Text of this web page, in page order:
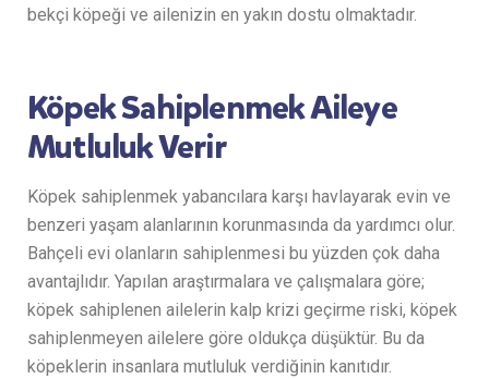
bekçi köpeği ve ailenizin en yakın dostu olmaktadır.
Köpek Sahiplenmek Aileye
Mutluluk Verir
Köpek sahiplenmek yabancılara karşı havlayarak evin ve
benzeri yaşam alanlarının korunmasında da yardımcı olur.
Bahçeli evi olanların sahiplenmesi bu yüzden çok daha
avantajlıdır. Yapılan araştırmalara ve çalışmalara göre;
köpek sahiplenen ailelerin kalp krizi geçirme riski, köpek
sahiplenmeyen ailelere göre oldukça düşüktür. Bu da
köpeklerin insanlara mutluluk verdiğinin kanıtıdır.